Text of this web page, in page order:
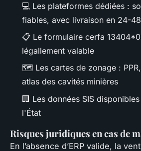
💻 Les plateformes dédiées :
fiables, avec livraison en 24-
📋 Le formulaire cerfa
légallement valable
🗺️ Les cartes de zonage :
atlas des cavités minières
🏢 Les données SIS
l'État
Risques juridiques en cas de
En l’absence d’ERP valide, la